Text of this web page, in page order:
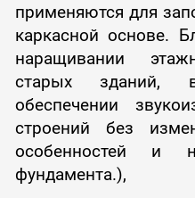
применяются для
каркасной основе.
наращивании
старых зданий,
обеспечении
строений без
особенностей и
фундамента.),